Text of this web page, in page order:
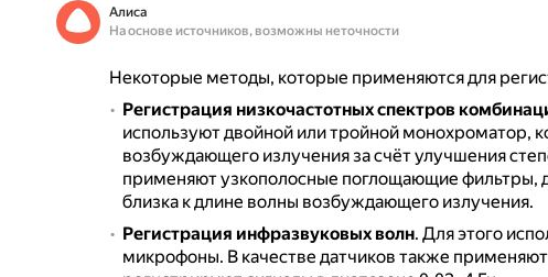
Алиса
На основе источников, возможны неточности
Некоторые методы, которые применяются для
Регистрация низкочастотных спектров
используют двойной или тройной монохроматор,
возбуждающего излучения за счёт улучшения
применяют узкополосные поглощающие фильтры,
близка к длине волны возбуждающего излучения.
Регистрация инфразвуковых волн. Для этого
микрофоны. В качестве датчиков также